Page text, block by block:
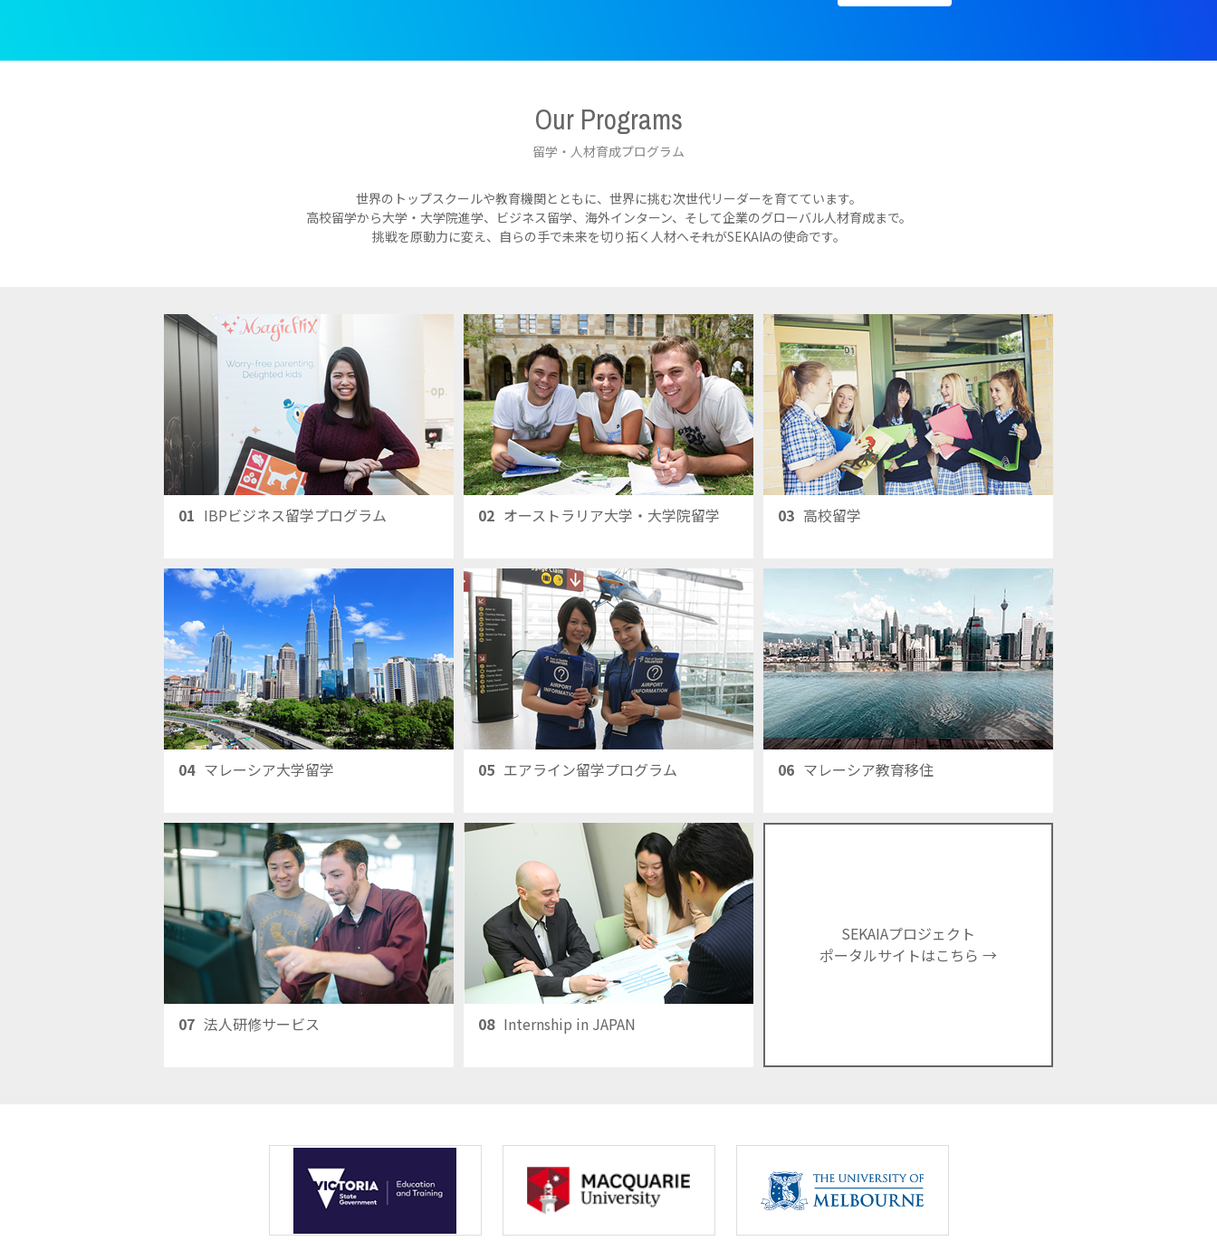
Our Programs
留学・人材育成プログラム
世界のトップスクールや教育機関とともに、世界に挑む次世代リーダーを育てています。
高校留学から大学・大学院進学、ビジネス留学、海外インターン、そして企業のグローバル人材育成まで。
挑戦を原動力に変え、自らの手で未来を切り拓く人材へ――それがSEKAIAの使命です。
01 IBPビジネス留学プログラム 02 オーストラリア大学・大学院留学 03 高校留学
04 マレーシア大学留学 05 エアライン留学プログラム 06 マレーシア教育移住
07 法人研修サービス 08 Internship in JAPAN
SEKAIAプロジェクト
ポータルサイトはこちら →